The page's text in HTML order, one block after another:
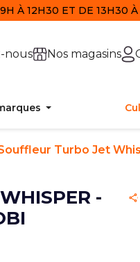
À 12H30 ET DE 13H30 À
nous Nos magasins
Turbo Jet
-